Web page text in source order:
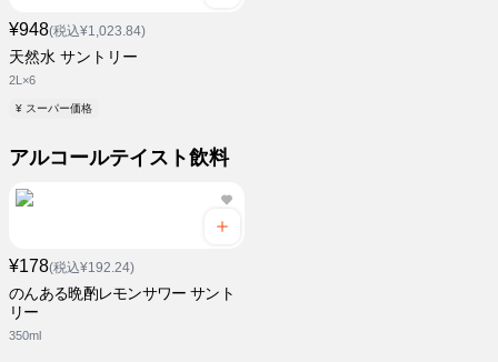
¥948(税込¥1,023.84)
天然水 サントリー
2L×6
¥ スーパー価格
アルコールテイスト飲料
¥178(税込¥192.24)
のんある晩酌レモンサワー サント
リー
350ml